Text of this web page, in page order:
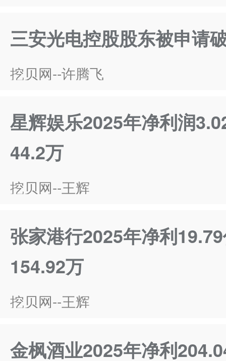
三安光电控股股东被申请
挖贝网--许腾飞
星辉娱乐2025年净利润
44.2万
挖贝网--王辉
张家港行2025年净利
154.92万
挖贝网--王辉
金枫酒业2025年净利